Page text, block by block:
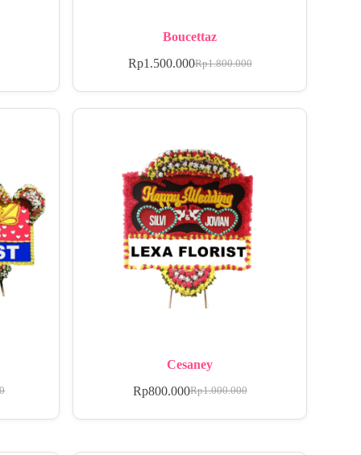
Boucettaz
Rp1.800.000
Rp1.500.000
Cesaney
Rp1.000.000
Rp800.000